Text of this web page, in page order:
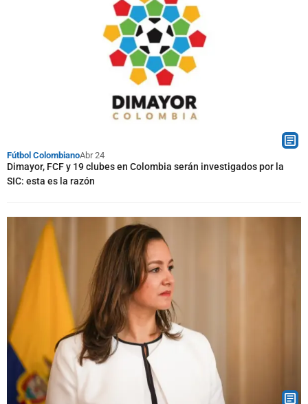
Fútbol ColombianoAbr 24
Dimayor, FCF y 19 clubes en Colombia serán investigados por la
SIC: esta es la razón